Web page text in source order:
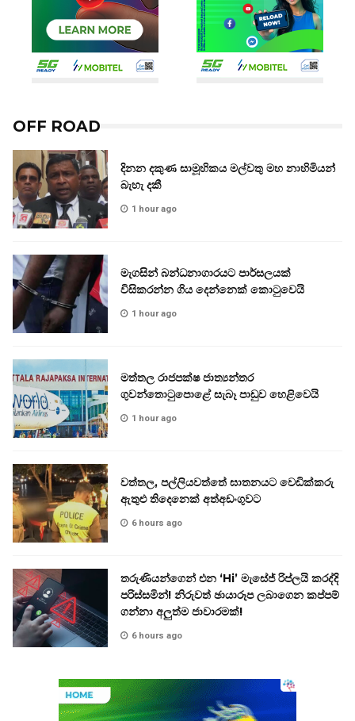
OFF ROAD
දිනන දකුණ සාමූහිකය මල්වතු මහ නාහිමියන්
බැහැ දකී
1 hour ago
මැගසින් බන්ධනාගාරයට පාර්සලයක්
විසිකරන්න ගිය දෙන්නෙක් කොටුවෙයි
1 hour ago
මත්තල රාජපක්ෂ ජාත්‍යන්තර
ගුවන්තොටුපොළේ සැබෑ පාඩුව හෙළිවෙයි
1 hour ago
වත්තල, පල්ලියවත්තේ ඝාතනයට වෙඩික්කරු
ඇතුළු තිදෙනෙක් අත්අඩංගුවට
6 hours ago
තරුණියන්ගෙන් එන ‘Hi’ මැසේජ් රිප්ලයි කරද්දි
පරිස්සමින්! නිරුවත් ඡායාරූප ලබාගෙන කප්පම්
ගන්නා අලුත්ම ජාවාරමක්!
6 hours ago